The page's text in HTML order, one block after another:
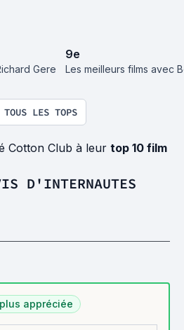
Gere
9e
Les meilleurs films avec
LES TOPS
Cotton Club à leur top 10 film
D'INTERNAUTES
appréciée